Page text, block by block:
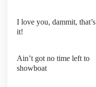
I love you, dammit, that’s
it!
Ain’t got no time left to
showboat